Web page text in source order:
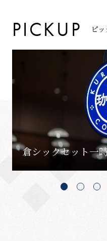
PICKU P ピッ
倉シックセット一